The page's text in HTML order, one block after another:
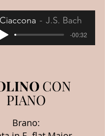
Ciaccona J.S. Bach
-00:32
CON
PIANO
Brano: